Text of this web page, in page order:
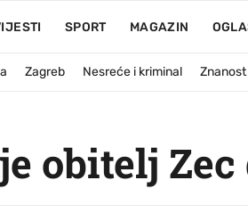
SPORT MAGAZIN
Zagreb Nesreće i kriminal Znanost
obitelj